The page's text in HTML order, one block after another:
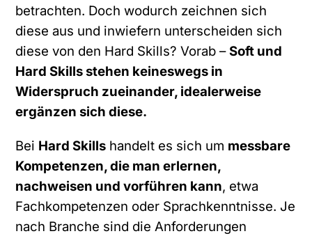
betrachten. Doch wodurch zeichnen sich
diese aus und inwiefern unterscheiden sich
diese von den Hard Skills? Vorab –Soft und
Hard Skills stehen keineswegs in
Widerspruch zueinander, idealerweise
ergänzen sich diese.
Bei Hard Skills handelt es sich um messbare
Kompetenzen, die man erlernen,
nachweisen und vorführen kann, etwa
Fachkompetenzen oder Sprachkenntnisse. Je
nach Branche sind die Anforderungen